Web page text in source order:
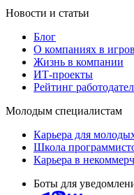
Новости и статьи
Блог
О компаниях в
Жизнь в компании
ИТ-проекты
Рейтинг
Молодым специалистам
Карьера для
Школа
Карьера в
Боты для